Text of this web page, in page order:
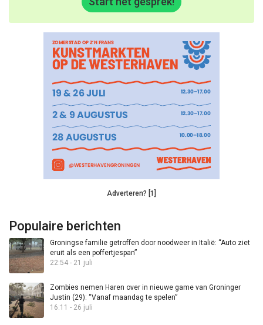
Adverteren? [1]
Populaire berichten
Groningse familie getroffen door noodweer in Italië: “Auto ziet
eruit als een poffertjespan”
22:54 - 21 juli
Zombies nemen Haren over in nieuwe game van Groninger
Justin (29): “Vanaf maandag te spelen”
16:11 - 26 juli